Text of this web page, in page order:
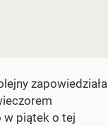
zapowiedziała
w piątek o tej